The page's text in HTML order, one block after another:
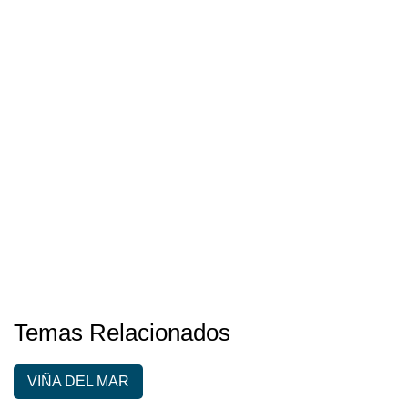
Temas Relacionados
VIÑA DEL MAR